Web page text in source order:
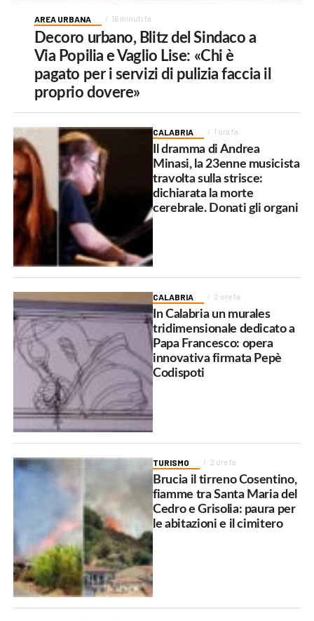
AREA URBANA 16 minuti fa
Decoro urbano, Blitz del Sindaco a
Via Popilia e Vaglio Lise: «Chi è
pagato per i servizi di pulizia faccia il
proprio dovere»
CALABRIA 1 ora fa
Il dramma di Andrea
Minasi, la 23enne musicista
travolta sulla strisce:
dichiarata la morte
cerebrale. Donati gli organi
CALABRIA 2 ore fa
In Calabria un murales
tridimensionale dedicato a
Papa Francesco: opera
innovativa firmata Pepè
Codispoti
TURISMO 2 ore fa
Brucia il tirreno Cosentino,
fiamme tra Santa Maria del
Cedro e Grisolia: paura per
le abitazioni e il cimitero